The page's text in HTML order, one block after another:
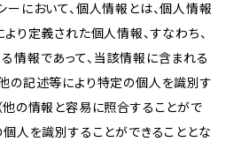
ーにおいて、個人情報とは、個人情報
り定義された個人情報、すなわち、
情報であって、当該情報に含まれる
の記述等により特定の個人を識別す
他の情報と容易に照合することがで
個人を識別することができることとな